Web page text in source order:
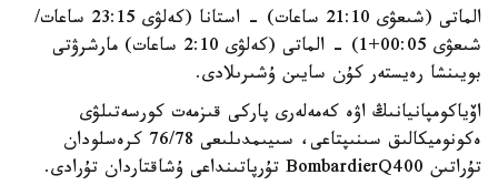
الماتى (شىعۋى 21:10 ساعات) - استانا (كەلۋى 23:15 ساعات/
شىعۋى 00:05+1) - الماتى (كەلۋى 2:10 ساعات) مارشرۋتى
بويىنشا رەيستەر كۇن سايىن ۇشىرىلادى.
اۆياكومپانيانىڭ اۋە كەمەلەرى پاركى قىزمەت كورسەتىلۋى
ەكونوميكالىق سىنىپتاعى، سىيىمدىلىعى 76/78 كرەسلودان
تۇراتىن BombardierQ400 تۇرپاتىنداعى ۇشاقتاردان تۇرادى.